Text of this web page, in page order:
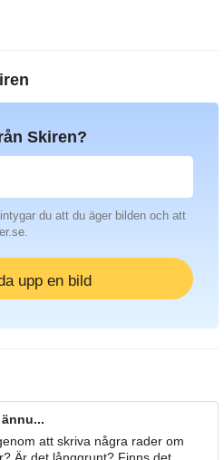
Skiren?
du att du äger bilden och att
upp en bild
att skriva några rader om